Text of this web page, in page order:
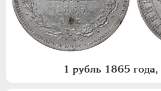
1 рубль 1865